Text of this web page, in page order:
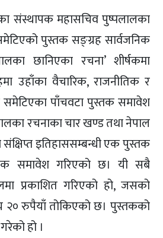
संस्थापक महासचिव पुष्पलालका
पुस्तक सङ्ग्रह सार्वजनिक
छानिएका रचना’ शीर्षकमा
उहाँका वैचारिक, राजनीतिक र
पाँचवटा पुस्तक समावेश
रचनाका चार खण्ड तथा नेपाल
इतिहाससम्बन्धी एक पुस्तक
समावेश गरिएको छ। यी सबै
प्रकाशित गरिएको हो, जसको
२० रुपैयाँ तोकिएको छ। पुस्तकको
हो ।